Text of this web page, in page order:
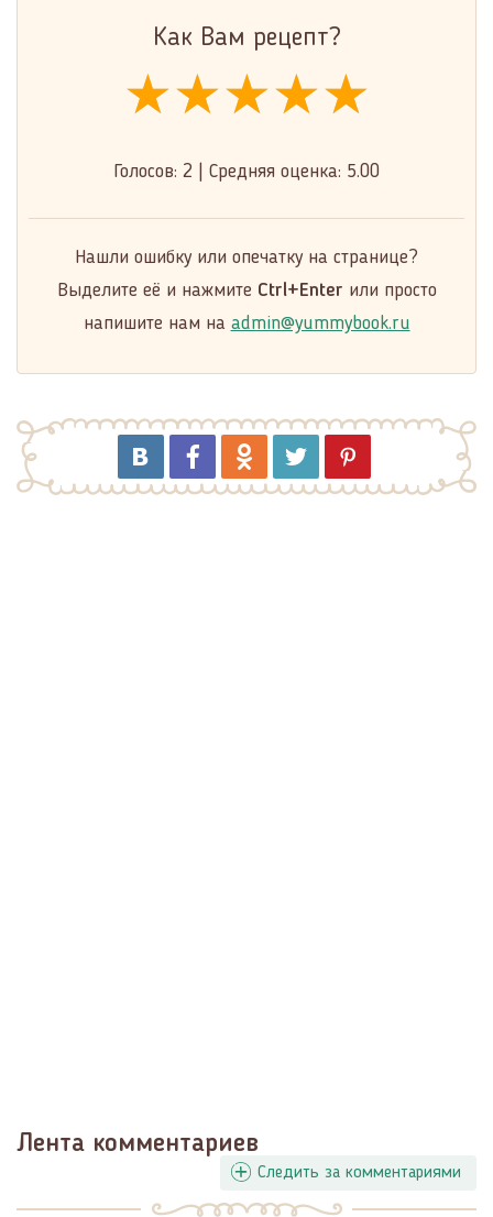
Как Вам рецепт?
★★★★★
★★★★★
★★★★★
Голосов: 2 Средняя оценка: 5.00
Нашли ошибку или опечатку на странице?
Выделите её и нажмите Ctrl+Enter или просто
напишите нам на admin@yummybook.ru
Лента комментариев
Следить за комментариями